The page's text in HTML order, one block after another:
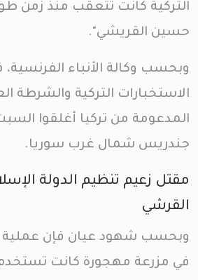
التركية كانت تتعقب منذ زمن
حسين القريشي".
وبحسب وكالة الأنباء
الاستخبارات التركية والشرطة
المدعومة من تركيا أغلقوا
جندريس شمال غرب سوريا.
مقتل زعيم تنظيم الدولة
القرشي
وبحسب شهود عيان فإن عملية
في مزرعة مهجورة كانت